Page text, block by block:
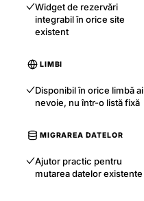
Widget de rezervări
integrabil în orice site
existent
LIMBI
Disponibil în orice limbă ai
nevoie, nu într-o listă fixă
MIGRAREA DATELOR
Ajutor practic pentru
mutarea datelor existente